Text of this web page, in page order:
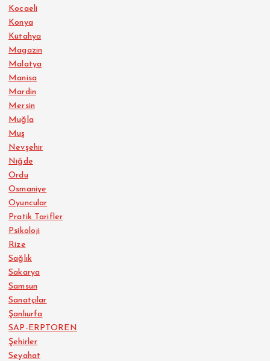
Kocaeli
Konya
Kütahya
Magazin
Malatya
Manisa
Mardin
Mersin
Muğla
Muş
Nevşehir
Niğde
Ordu
Osmaniye
Oyuncular
Pratik Tarifler
Psikoloji
Rize
Sağlık
Sakarya
Samsun
Sanatçılar
Şanlıurfa
SAP-ERPTOREN
Şehirler
Seyahat